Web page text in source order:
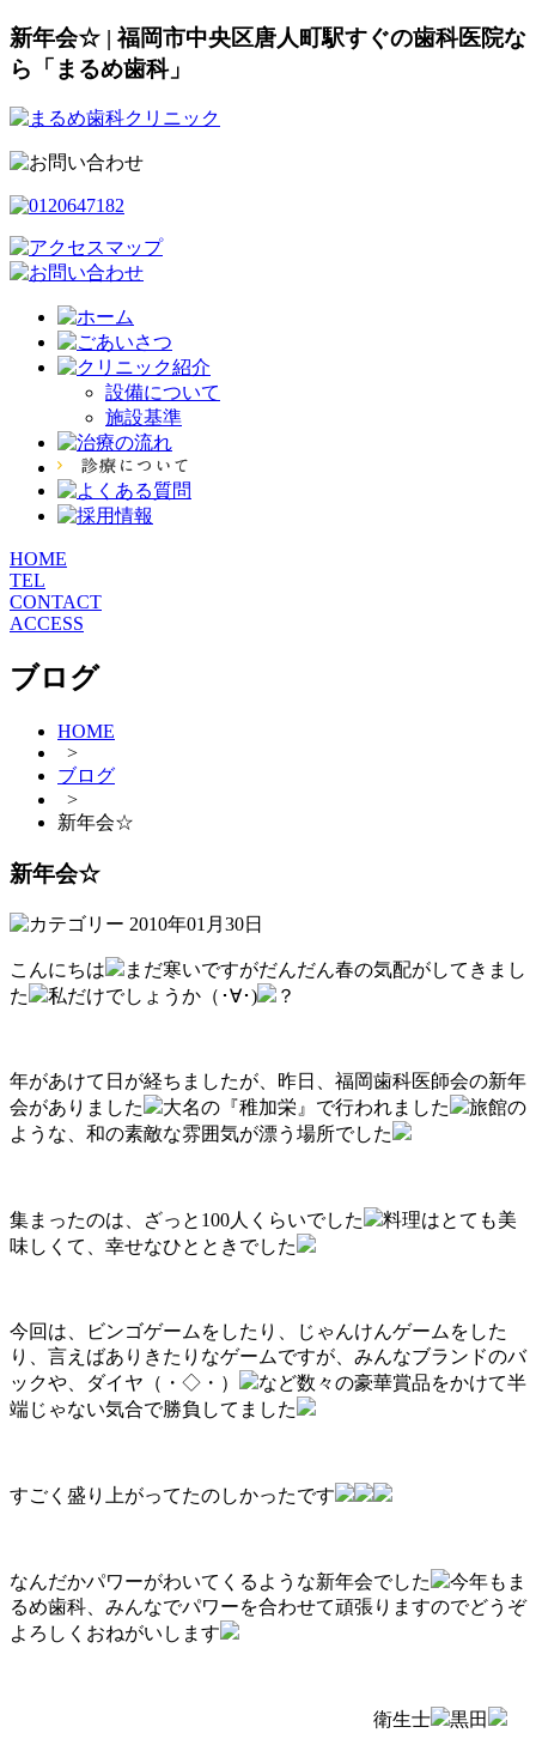
新年会☆ | 福岡市中央区唐人町駅すぐの歯科医院な
ら「まるめ歯科」
設備について
施設基準
HOME
TEL
CONTACT
ACCESS
ブログ
HOME
>
ブログ
>
新年会☆
新年会☆
2010年01月30日
こんにちは
まだ寒いですがだんだん春の気配がしてきまし
た
私だけでしょうか（･∀･) ？
年があけて日が経ちましたが、昨日、福岡歯科医師会の新年
会がありました
大名の『稚加栄』で行われました
旅館の
ような、和の素敵な雰囲気が漂う場所でした
集まったのは、ざっと100人くらいでした
料理はとても美
味しくて、幸せなひとときでした
今回は、ビンゴゲームをしたり、じゃんけんゲームをした
り、言えばありきたりなゲームですが、みんなブランドのバ
ックや、ダイヤ（・◇・）
など数々の豪華賞品をかけて半
端じゃない気合で勝負してました
すごく盛り上がってたのしかったです
なんだかパワーがわいてくるような新年会でした
今年もま
るめ歯科、みんなでパワーを合わせて頑張りますのでどうぞ
よろしくおねがいします
衛生士 黒田